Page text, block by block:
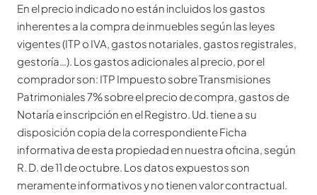
En el precio indicado no están incluidos los gastos
inherentes a la compra de inmuebles según las leyes
vigentes (ITP o IVA, gastos notariales, gastos registrales,
gestoría…). Los gastos adicionales al precio, por el
comprador son: ITP Impuesto sobre Transmisiones
Patrimoniales 7% sobre el precio de compra, gastos de
Notaría e inscripción en el Registro. Ud. tiene a su
disposición copia de la correspondiente Ficha
informativa de esta propiedad en nuestra oficina, según
R. D. de 11 de octubre. Los datos expuestos son
meramente informativos y no tienen valor contractual.